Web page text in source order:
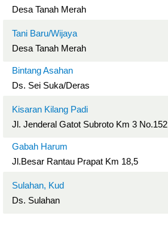
Desa Tanah Merah
Tani Baru/Wijaya
Desa Tanah Merah
Bintang Asahan
Ds. Sei Suka/Deras
Kisaran Kilang Padi
Jl. Jenderal Gatot Subroto Km 3 No.152
Gabah Harum
Jl.Besar Rantau Prapat Km 18,5
Sulahan, Kud
Ds. Sulahan